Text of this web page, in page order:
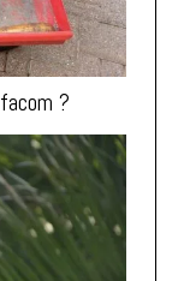
?